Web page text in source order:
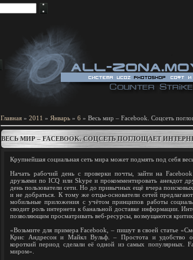
Главная » 2011 » Январь » 6 » Весь мир – Facebook. Соцсеть
ВЕСЬ МИР – FACEBOOK. СОЦСЕТЬ ПОГЛОЩАЕТ
Крупнейшая социальная сеть мира может подмять под себя
Начать рабочий день с проверки почты, зайти на
друзьями по ICQ или Skype и прокомментировать анекдот
день пользователи сети. Но до привычных ещё вчера
и не добраться. К тому же отцы-основатели сетей
мобильные приложения с учётом принципов работы
сводит роль интернета к банальной доставке информации.
позволяющим просматривать веб-ресурсы, возмущаются
«Возьмите для примера Facebook, – пишут в своей статье
Крис Андресон и Майкл Вульф. – Простота и удобство
короткий период сделали её одной из самых популярных.
миром».